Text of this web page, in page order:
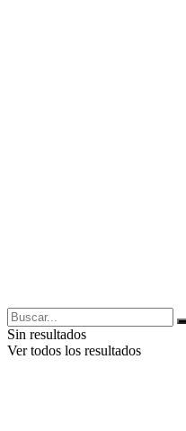
Sin resultados
Ver todos los resultados